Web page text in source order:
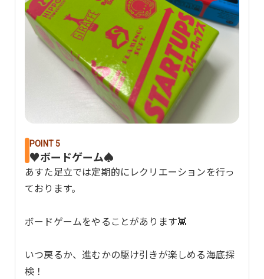
POINT 5
♥ボードゲーム♠
あすた足立では定期的にレクリエーションを行っ
ております。
ボードゲームをやることがあります👾
いつ戻るか、進むかの駆け引きが楽しめる海底探
検！